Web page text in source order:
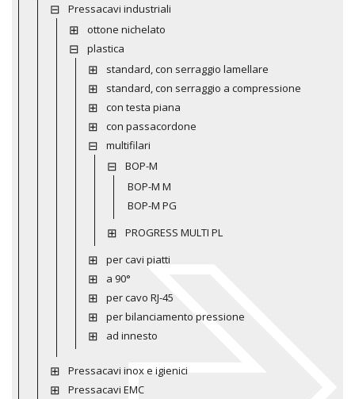
Pressacavi industriali
ottone nichelato
plastica
standard, con serraggio lamellare
standard, con serraggio a compressione
con testa piana
con passacordone
multifilari
BOP-M
BOP-M M
BOP-M PG
PROGRESS MULTI PL
per cavi piatti
a 90°
per cavo RJ-45
per bilanciamento pressione
ad innesto
Pressacavi inox e igienici
Pressacavi EMC